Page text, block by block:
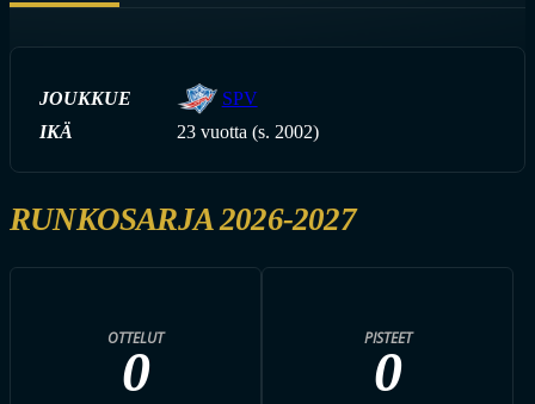
JOUKKUE
SPV
IKÄ
23 vuotta (s. 2002)
RUNKOSARJA 2026-2027
OTTELUT
0
PISTEET
0